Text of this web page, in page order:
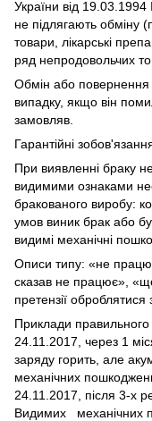
України від
не підлягають обміну
товари, лікарські
ряд непродовольчих
Обмін або
випадку, якщо він
замовляв.
Гарантійні
При виявленні браку
видимими ознаками
бракованого виробу:
умов виник брак або
видимі механічні
Описи типу: «не
сказав не працює»,
претензії оброблятися
Приклади
24.11.2017, через 1
заряду горить, але
механічних
24.11.2017, після 3-х
Видимих механічних